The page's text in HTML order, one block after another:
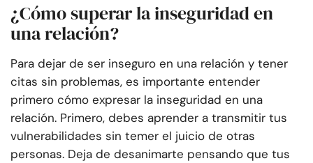
¿Cómo superar la inseguridad en
una relación?
Para dejar de ser inseguro en una relación y tener
citas sin problemas, es importante entender
primero cómo expresar la inseguridad en una
relación. Primero, debes aprender a transmitir tus
vulnerabilidades sin temer el juicio de otras
personas. Deja de desanimarte pensando que tus